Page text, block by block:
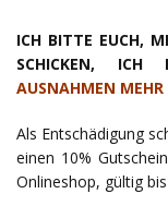
ICH BITTE EUCH,
SCHICKEN, ICH
AUSNAHMEN MEHR
Als Entschädigung
einen 10%
Onlineshop, gültig